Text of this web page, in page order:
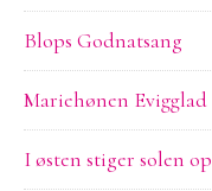
Blops Godnatsang
Mariehønen Evigglad
I østen stiger solen op